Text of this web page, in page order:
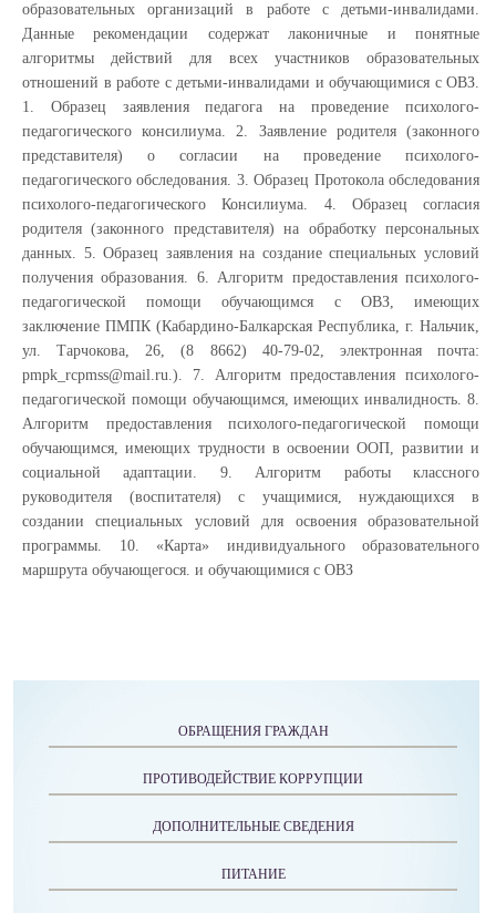
образовательных организаций в работе с детьми-инвалидами.
Данные рекомендации содержат лаконичные и понятные
алгоритмы действий для всех участников образовательных
отношений в работе с детьми-инвалидами и обучающимися с ОВЗ.
1. Образец заявления педагога на проведение психолого-
педагогического консилиума. 2. Заявление родителя (законного
представителя) о согласии на проведение психолого-
педагогического обследования. 3. Образец Протокола обследования
психолого-педагогического Консилиума. 4. Образец согласия
родителя (законного представителя) на обработку персональных
данных. 5. Образец заявления на создание специальных условий
получения образования. 6. Алгоритм предоставления психолого-
педагогической помощи обучающимся с ОВЗ, имеющих
заключение ПМПК (Кабардино-Балкарская Республика, г. Нальчик,
ул. Тарчокова, 26, (8 8662) 40-79-02, электронная почта:
pmpk_rcpmss@mail.ru.). 7. Алгоритм предоставления психолого-
педагогической помощи обучающимся, имеющих инвалидность. 8.
Алгоритм предоставления психолого-педагогической помощи
обучающимся, имеющих трудности в освоении ООП, развитии и
социальной адаптации. 9. Алгоритм работы классного
руководителя (воспитателя) с учащимися, нуждающихся в
создании специальных условий для освоения образовательной
программы. 10. «Карта» индивидуального образовательного
маршрута обучающегося. и обучающимися с ОВЗ
ОБРАЩЕНИЯ ГРАЖДАН
ПРОТИВОДЕЙСТВИЕ КОРРУПЦИИ
ДОПОЛНИТЕЛЬНЫЕ СВЕДЕНИЯ
ПИТАНИЕ